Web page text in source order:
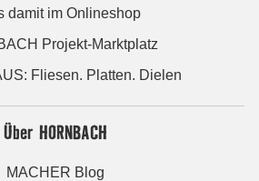
damit im Onlineshop
Projekt-Marktplatz
Fliesen. Platten. Dielen
Über HORNBACH
MACHER Blog